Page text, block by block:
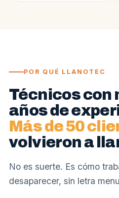
POR QUÉ LLANOTEC
Técnicos con
años de
Más de 50
volvieron a
No es suerte. Es cómo
desaparecer, sin letra